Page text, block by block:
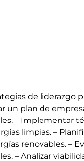
de liderazgo
un plan de
– Implementar
limpias. –
renovables. –
– Analizar